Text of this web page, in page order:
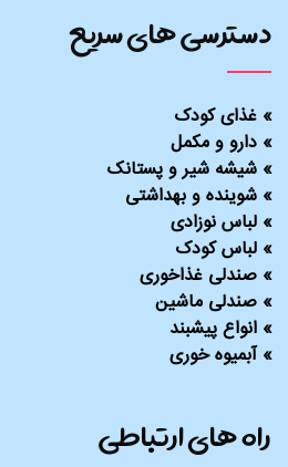
راه های ارتباطی
دسترسی های سریع
» غذای کودک
» دارو و مکمل
» شیشه شیر و پستانک
» شوینده و بهداشتی
» لباس نوزادی
» لباس کودک
» صندلی غذاخوری
» صندلی ماشین
» انواع پیشبند
»آبمیوه خوری